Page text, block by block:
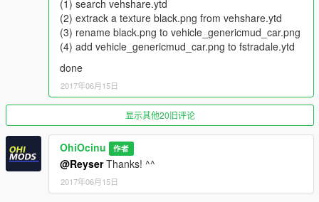
Installation:
For add-on:
1.- Go to "/update/x64/dlcpacks/", create a new folder called
"ferStradale" and put inside the "dlc.rpf" file.
2.- Export "dlclist.xml" from "/update/update.rpf/common/data/"
path to your desktop with OpenIV. Open the file with a text
editor and add the following line to the end:
dlcpacks:\ferStradale\
3.- Import the file again to the path above with OpenIV.
(1) search vehshare.ytd
(2) extrack a texture black.png from vehshare.ytd
(3) rename black.png to vehicle_genericmud_car.png
(4) add vehicle_genericmud_car.png to fstradale.ytd
done
2017年06月15日
显示其他20旧评论
OhiOcinu 作者
@ReyserThanks! ^^
2017年06月15日